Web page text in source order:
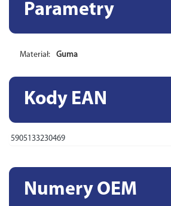
Parametry
Materiał: Guma
Kody EAN
5905133230469
Numery OEM